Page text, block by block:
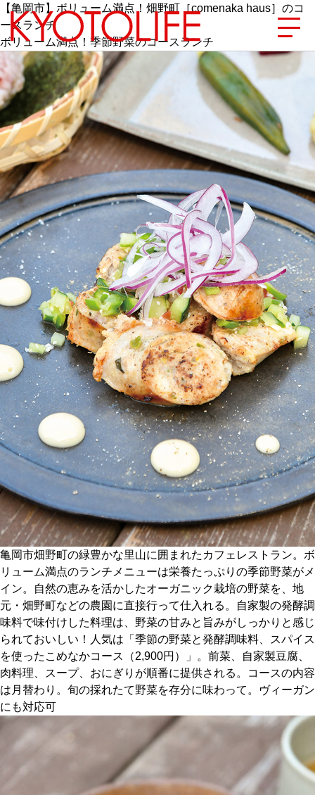
エリアから探す
地図から探す
カテゴリーから探す
SPECIAL
NEW OPEN
SERIES
CULTURE
ABOUT US
Instagram
チケットプレゼント応募
MAIN MENU
SERIES
カレーが好き
京都おやつクラブ
私と店のはなし
今月の京みやげ
京都の書店
【亀岡市】ボリューム満点！畑野町［comenaka haus］のコ
ースランチ
ボリューム満点！季節野菜のコースランチ
亀岡市畑野町の緑豊かな里山に囲まれたカフェレストラン。ボ
リューム満点のランチメニューは栄養たっぷりの季節野菜がメ
イン。自然の恵みを活かしたオーガニック栽培の野菜を、地
元・畑野町などの農園に直接行って仕入れる。自家製の発酵調
味料で味付けした料理は、野菜の甘みと旨みがしっかりと感じ
られておいしい！人気は「季節の野菜と発酵調味料、スパイス
を使ったこめなかコース（2,900円）」。前菜、自家製豆腐、
肉料理、スープ、おにぎりが順番に提供される。コースの内容
は月替わり。旬の採れたて野菜を存分に味わって。ヴィーガン
にも対応可